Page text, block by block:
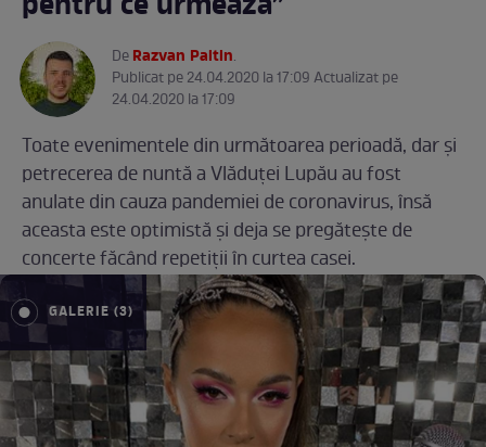
DeRazvan Paltin.
Publicat pe 24.04.2020 la 17:09 Actualizat pe
24.04.2020 la 17:09
Toate evenimentele din următoarea perioadă, dar și
petrecerea de nuntă a Vlăduței Lupău au fost
anulate din cauza pandemiei de coronavirus, însă
aceasta este optimistă și deja se pregătește de
concerte făcând repetiții în curtea casei.
GALERIE (3)